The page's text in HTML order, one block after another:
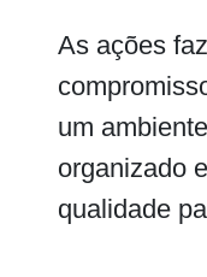
As ações
um
organizado
qualidade